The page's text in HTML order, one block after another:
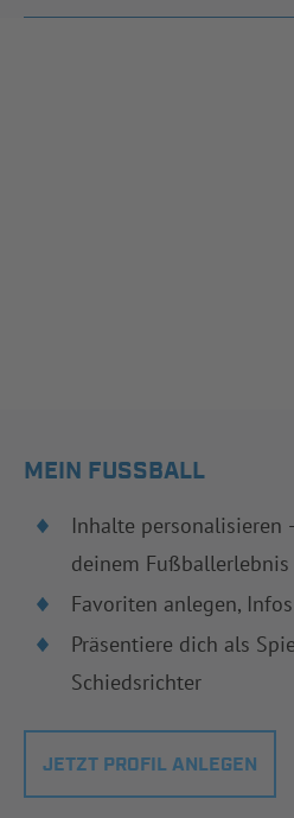
MEIN FUSSBALL
Inhalte personalisieren
deinem Fußballerlebnis
Favoriten anlegen,
Präsentiere dich als
Schiedsrichter
JETZT PROFIL ANLEGEN